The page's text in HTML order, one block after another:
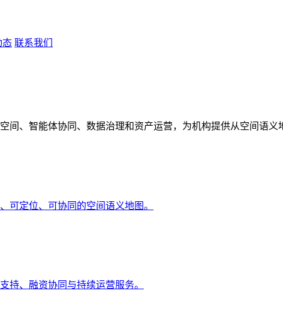
态 联系我们
、智能体协同、数据治理和资产运营，为机构提供从空间语义
可定位、可协同的空间语义地图。
持、融资协同与持续运营服务。